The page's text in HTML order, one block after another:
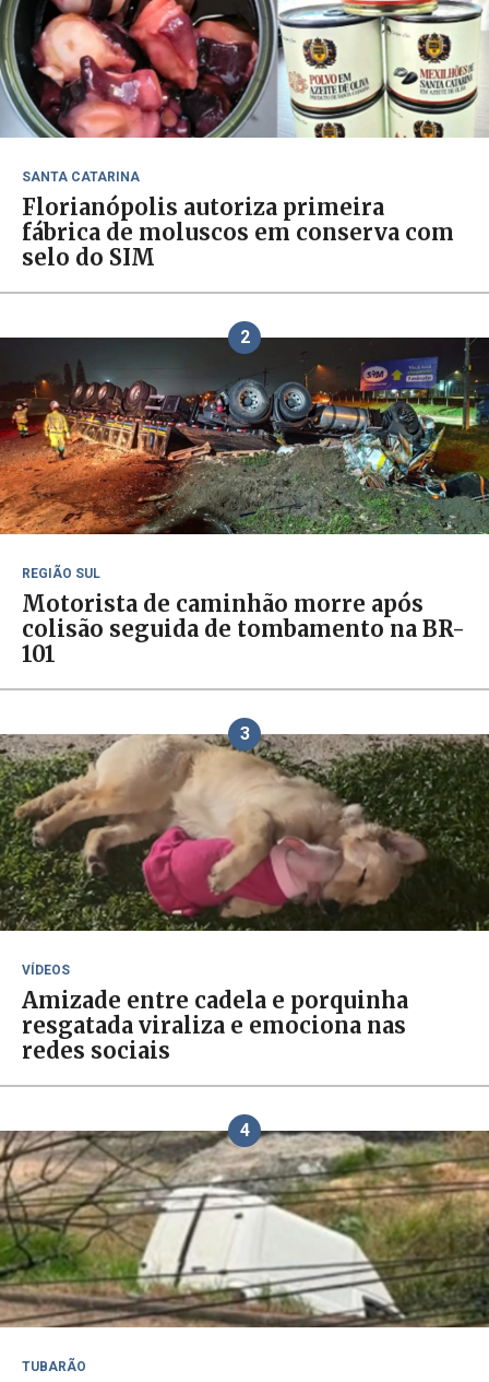
SANTA CATARINA
Florianópolis autoriza primeira
fábrica de moluscos em conserva com
selo do SIM
2
REGIÃO SUL
Motorista de caminhão morre após
colisão seguida de tombamento na BR-
101
3
VÍDEOS
Amizade entre cadela e porquinha
resgatada viraliza e emociona nas
redes sociais
4
TUBARÃO